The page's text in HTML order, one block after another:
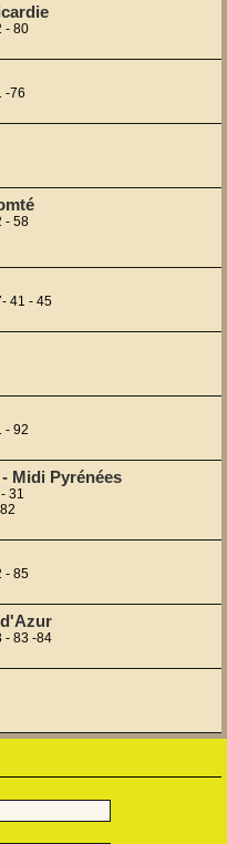
- 80
-76
- 58
41 - 45
- 92
Midi Pyrénées
31
- 85
d'Azur
- 83 -84